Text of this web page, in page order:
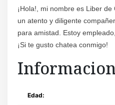
¡Hola!, mi nombre es Liber
un atento y diligente
para amistad. Estoy
¡Si te gusto chatea conmigo!
Edad: